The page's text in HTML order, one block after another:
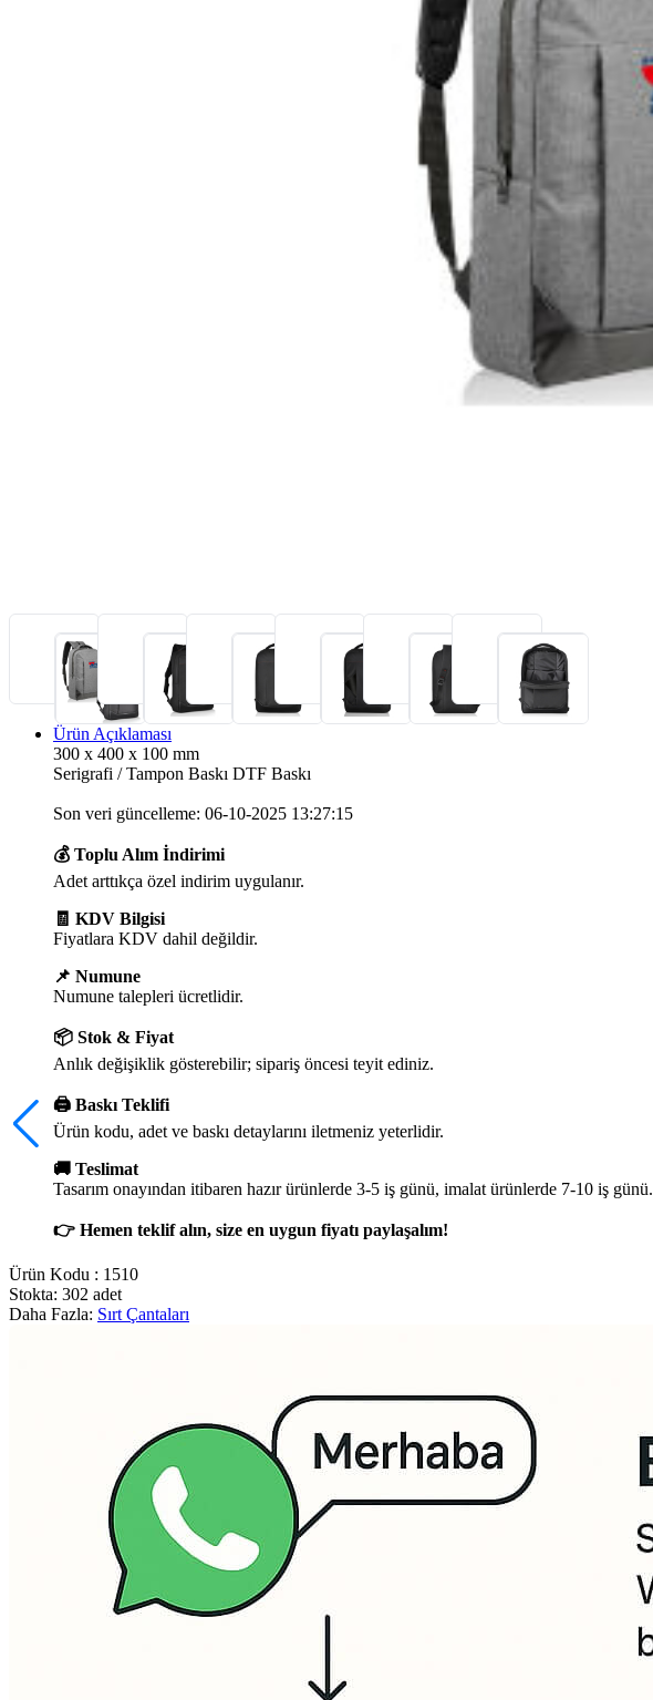
Ürün Açıklaması
300 x 400 x 100 mm
Serigrafi / Tampon Baskı DTF Baskı
Son veri güncelleme: 06-10-2025 13:27:15
💰 Toplu Alım İndirimi
Adet arttıkça özel indirim uygulanır.
🧾 KDV Bilgisi
Fiyatlara KDV dahil değildir.
📌 Numune
Numune talepleri ücretlidir.
📦 Stok & Fiyat
Anlık değişiklik gösterebilir; sipariş öncesi teyit ediniz.
🖨️ Baskı Teklifi
Ürün kodu, adet ve baskı detaylarını iletmeniz yeterlidir.
🚚 Teslimat
Tasarım onayından itibaren hazır ürünlerde 3-5 iş günü, imalat ürünlerde 7-10 iş günü.
👉 Hemen teklif alın, size en uygun fiyatı paylaşalım!
Ürün Kodu : 1510
Stokta: 302 adet
Daha Fazla: Sırt Çantaları